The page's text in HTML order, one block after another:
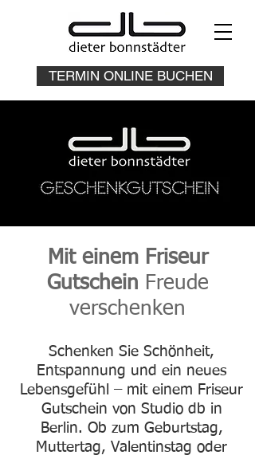
TERMIN ONLINE BUCHEN
Mit einem Friseur
Gutschein Freude
verschenken
Schenken Sie Schönheit,
Entspannung und ein neues
Lebensgefühl – mit einem Friseur
Gutschein von Studio db in
Berlin. Ob zum Geburtstag,
Muttertag, Valentinstag oder